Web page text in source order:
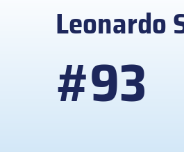
Leonardo
#93